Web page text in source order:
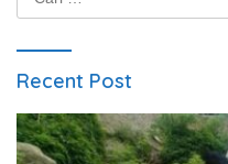
untuk:
Recent Post